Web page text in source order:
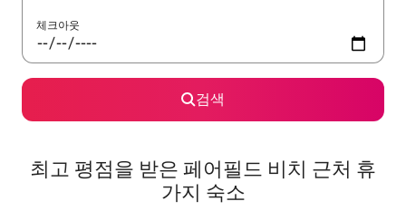
체크아웃
검색
최고 평점을 받은 페어필드 비치 근처 휴
가지 숙소